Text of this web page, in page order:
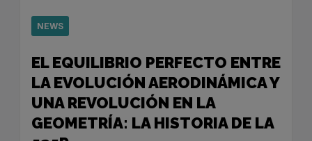
NEWS
EL EQUILIBRIO PERFECTO ENTRE
LA EVOLUCIÓN AERODINÁMICA Y
UNA REVOLUCIÓN EN LA
GEOMETRÍA: LA HISTORIA DE LA